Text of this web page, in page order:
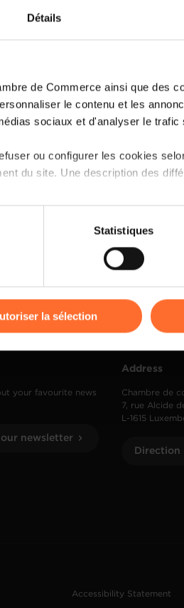
Détails
de Commerce ainsi que des
le contenu et les
sociaux et d'analyser le trafic
ou configurer les cookies
du site. Une description des
(ex : lecture de
personnalisation de l’affichage
Statistiques
la sélection
your favourite news
newsletter
Address
Chambre de
7, rue Alcide
L-1615
Direction
Accessibility Statement